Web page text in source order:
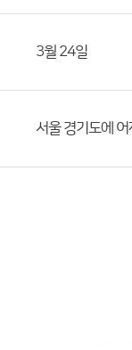
3월 24일
서울 경기도에